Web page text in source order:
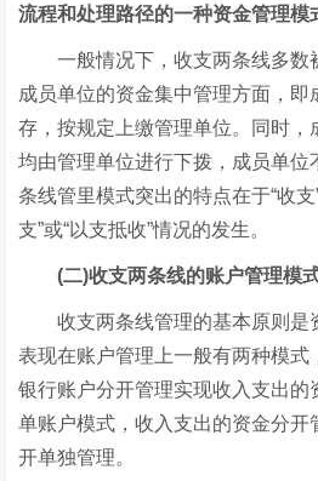
流程和处理路径的一种资金管理模
一般情况下，收支两条线多数
成员单位的资金集中管理方面，即
存，按规定上缴管理单位。同时，
均由管理单位进行下拨，成员单位
条线管里模式突出的特点在于“收
支”或“以支抵收”情况的发生。
(二)收支两条线的账户管理模
收支两条线管理的基本原则是
表现在账户管理上一般有两种模式
银行账户分开管理实现收入支出的
单账户模式，收入支出的资金分开
开单独管理。